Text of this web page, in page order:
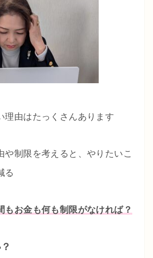
理由はたっくさんあります
や制限を考えると、やりたいこ
る
もお金も何も制限がなければ？